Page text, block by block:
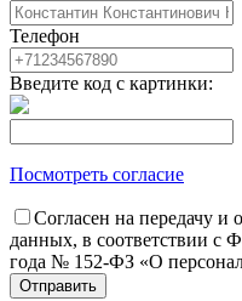
Телефон
Введите код с картинки:
Посмотреть согласие
Согласен на передачу и
данных, в соответствии с
года № 152-ФЗ «О
Отправить